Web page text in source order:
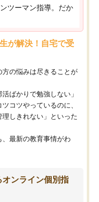
ツーマン指導。だか
が解決！自宅で受
の悩みは尽きることが
ばかりで勉強しない」
コツやっているのに、
しきれない」といった
最新の教育事情がわ
オンライン個別指